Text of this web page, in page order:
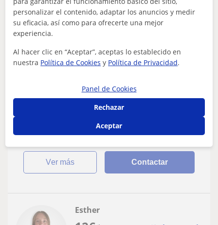
Inglés
Experiencia Multicultural
He enseñado inglés a Chilenos, Brasileños, Colombianos,
Españoles, Chinos, Turcos, Ucranianos, y demás
personas alrededor del mundo. Soy de...
ver más Contactar
Esther
personalizar el contenido, adaptar los anuncios y medir
su eficacia, así como para ofrecerte una mejor
experiencia.
Al hacer clic en “Aceptar”, aceptas lo establecido en
nuestra Política de Cookies y Política de Privacidad.
Panel de Cookies
Rechazar
Aceptar